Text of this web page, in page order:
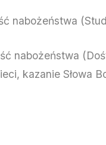
nabożeństwa
nabożeństwa
kazanie Słowa